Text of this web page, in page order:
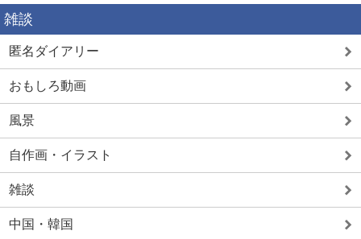
雑談
匿名ダイアリー
おもしろ動画
風景
自作画・イラスト
雑談
中国・韓国